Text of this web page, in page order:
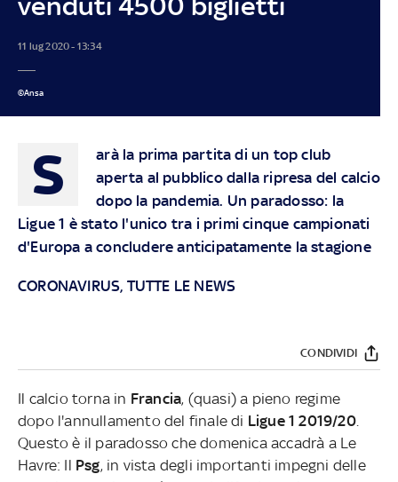
11 lug 2020 - 13:34
©Ansa
S
arà la prima partita di un top club
aperta al pubblico dalla ripresa del calcio
dopo la pandemia. Un paradosso: la
Ligue 1 è stato l'unico tra i primi cinque campionati
d'Europa a concludere anticipatamente la stagione
CORONAVIRUS, TUTTE LE NEWS
CONDIVIDI
Il calcio torna in Francia, (quasi) a pieno regime
dopo l'annullamento del finale di Ligue 1 2019/20.
Questo è il paradosso che domenica accadrà a Le
Havre: Il Psg, in vista degli importanti impegni delle